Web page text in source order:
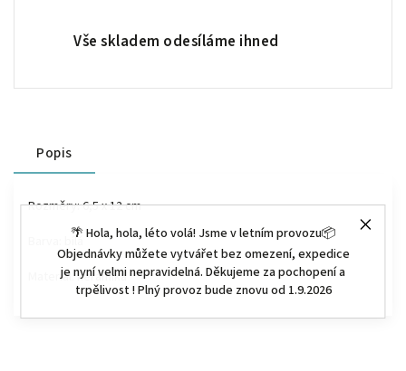
🌴 Hola, hola, léto volá! Jsme v letním provozu📦
Objednávky můžete vytvářet bez omezení, expedice
je nyní velmi nepravidelná. Děkujeme za pochopení a
trpělivost ! Plný provoz bude znovu od 1.9.2026
Vše skladem odesíláme ihned
Popis
Rozměry:6,5 x 12 cm
Barva: bílá
Materiál: keramika